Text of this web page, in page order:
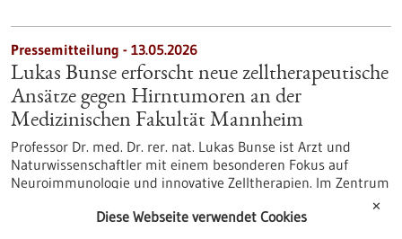
Pressemitteilung - 13.05.2026
Lukas Bunse erforscht neue zelltherapeutische
Ansätze gegen Hirntumoren an der
Medizinischen Fakultät Mannheim
Professor Dr. med. Dr. rer. nat. Lukas Bunse ist Arzt und
Naturwissenschaftler mit einem besonderen Fokus auf
Neuroimmunologie und innovative Zelltherapien. Im Zentrum
seiner Forschung steht die Frage, wie sich das Immunsystem
gezielt gegen Erkrankungen des zentralen Nervensystems
✕
Diese Webseite verwendet Cookies